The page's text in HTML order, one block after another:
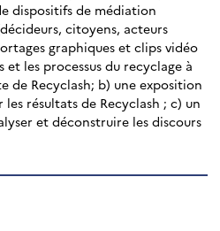
dispositifs de médiation
citoyens, acteurs
graphiques et clips vidéo
et les processus du recyclage à
de Recyclash; b) une exposition
résultats de Recyclash ; c) un
et déconstruire les discours